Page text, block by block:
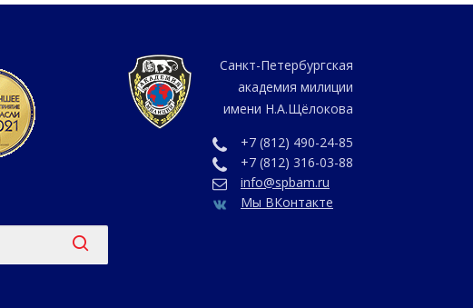
Санкт-Петербургская
академия милиции
имени Н.А.Щёлокова
+7 (812) 490-24-85
+7 (812) 316-03-88
info@spbam.ru
Мы ВКонтакте